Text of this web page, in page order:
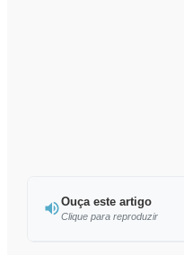
Ouça este artigo
Clique para reproduzir